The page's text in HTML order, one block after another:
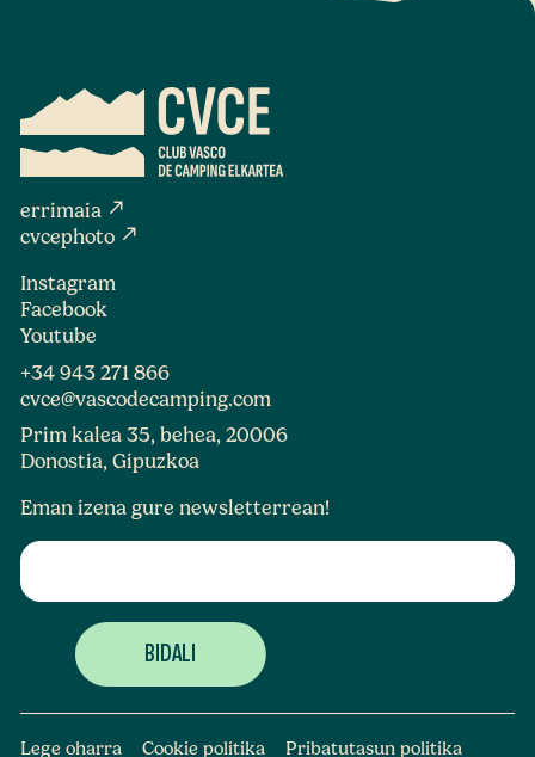
errimaia north_east
cvcephoto north_east
Instagram
Facebook
Youtube
+34 943 271 866
cvce@vascodecamping.com
Prim kalea 35, behea, 20006
Donostia, Gipuzkoa
Eman izena gure newsletterrean!
Lege oharra Cookie politika Pribatutasun politika